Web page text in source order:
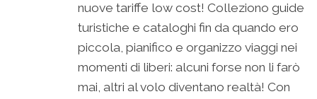
nuove tariffe low cost! Colleziono guide
turistiche e cataloghi fin da quando ero
piccola, pianifico e organizzo viaggi nei
momenti di liberi: alcuni forse non li farò
mai, altri al volo diventano realtà! Con